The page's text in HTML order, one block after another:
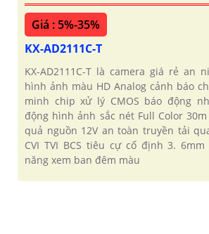
Giá : 5%-35%
KX-AD2111C-T
KX-AD2111C-T là camera giá rẻ an
hình ảnh màu HD Analog cảnh báo
minh chip xử lý CMOS báo động
động hình ảnh sắc nét Full Color
quả nguồn 12V an toàn truyền tải
CVI TVI BCS tiêu cự cố định 3.
năng xem ban đêm màu